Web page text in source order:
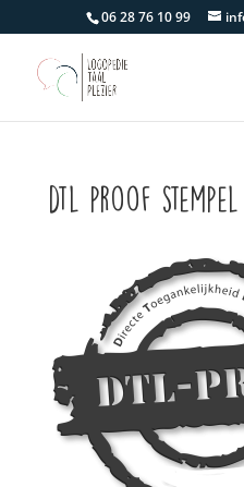
06 28 76 10 99
dtl proof stempel